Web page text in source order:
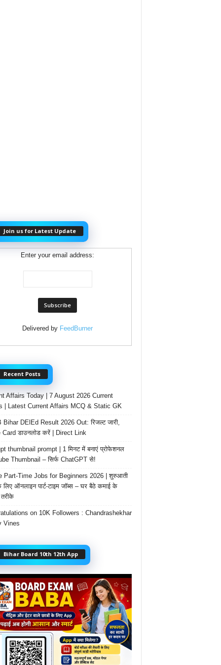
Join us for Latest Update
Enter your email address:
Delivered by FeedBurner
Recent Posts
Affairs Today | 7 August 2026 Current
| Latest Current Affairs MCQ & Static GK
Bihar DElEd Result 2026 Out: रिजल्ट जारी,
Card डाउनलोड करें | Direct Link
thumbnail prompt | 1 मिनट में बनाएं प्रोफेशनल
Thumbnail – सिर्फ ChatGPT से!
Part-Time Jobs for Beginners 2026 | शुरुआती
लिए ऑनलाइन पार्ट-टाइम जॉब्स – घर बैठे कमाई के
on 10K Followers : Chandrashekhar
Vines
Bihar Board 10th 12th App